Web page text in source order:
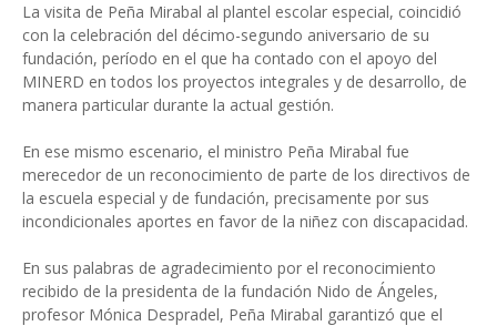
La visita de Peña Mirabal al plantel escolar especial, coincidió
con la celebración del décimo-segundo aniversario de su
fundación, período en el que ha contado con el apoyo del
MINERD en todos los proyectos integrales y de desarrollo, de
manera particular durante la actual gestión.
En ese mismo escenario, el ministro Peña Mirabal fue
merecedor de un reconocimiento de parte de los directivos de
la escuela especial y de fundación, precisamente por sus
incondicionales aportes en favor de la niñez con discapacidad.
En sus palabras de agradecimiento por el reconocimiento
recibido de la presidenta de la fundación Nido de Ángeles,
profesor Mónica Despradel, Peña Mirabal garantizó que el